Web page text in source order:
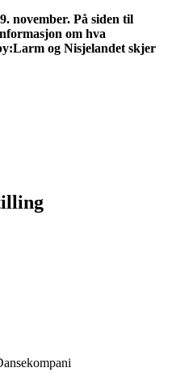
november. På siden til
om hva
og Nisjelandet skjer